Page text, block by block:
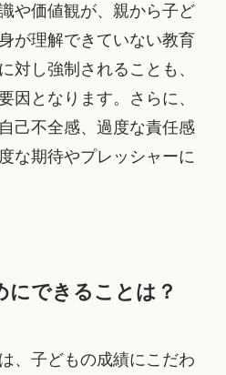
や価値観が、親から子ど
が理解できていない教育
対し強制されることも、
因となります。さらに、
己不全感、過度な責任感
な期待やプレッシャーに
にできることは？
、子どもの成績にこだわ